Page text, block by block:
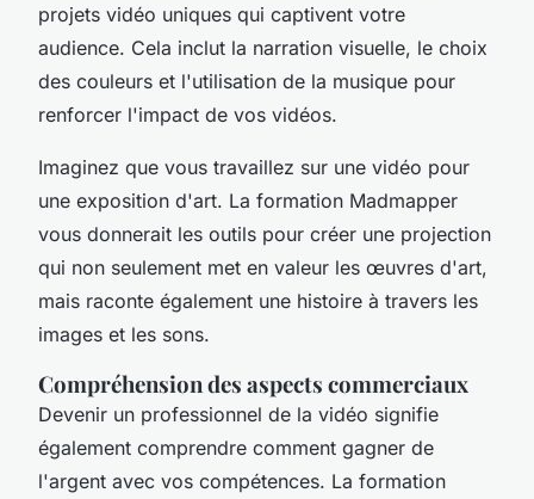
projets vidéo uniques qui captivent votre
audience. Cela inclut la narration visuelle, le choix
des couleurs et l'utilisation de la musique pour
renforcer l'impact de vos vidéos.
Imaginez que vous travaillez sur une vidéo pour
une exposition d'art. La formation Madmapper
vous donnerait les outils pour créer une projection
qui non seulement met en valeur les œuvres d'art,
mais raconte également une histoire à travers les
images et les sons.
Compréhension des aspects commerciaux
Devenir un professionnel de la vidéo signifie
également comprendre comment gagner de
l'argent avec vos compétences. La formation